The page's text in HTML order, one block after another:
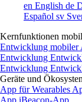
en English de
Español sv
Kernfunktionen
Entwicklung mobiler
Entwicklung
Entwicklung
Geräte und
App für Wearables
App iBeacon-App